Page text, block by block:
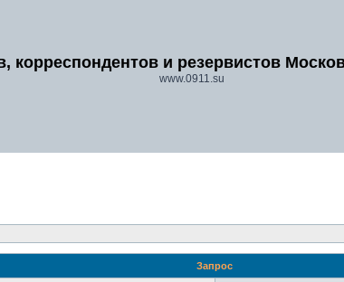
корреспондентов и резервистов
www.0911.su
Запрос